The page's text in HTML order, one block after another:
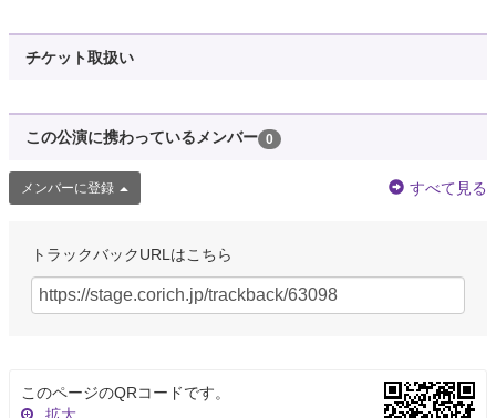
チケット取扱い
この公演に携わっているメンバー 0
メンバーに登録 すべて見る
トラックバックURLはこちら
このページのQRコードです。
拡大